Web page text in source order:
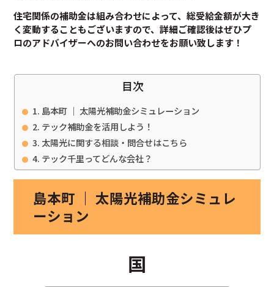
住宅関係の補助金は組み合わせによって、総受給金額が大き
く変動することもございますので、詳細ご確認後はぜひプ
ロのアドバイザーへのお問い合わせをお願い致します！
目次
島本町 ｜ 太陽光補助金シミュレーション
テック補助金を活用しよう！
太陽光に関する相談・問合せはこちら
テック千里ってどんな会社？
島本町 ｜ 太陽光補助金シミュレ
ーション
国